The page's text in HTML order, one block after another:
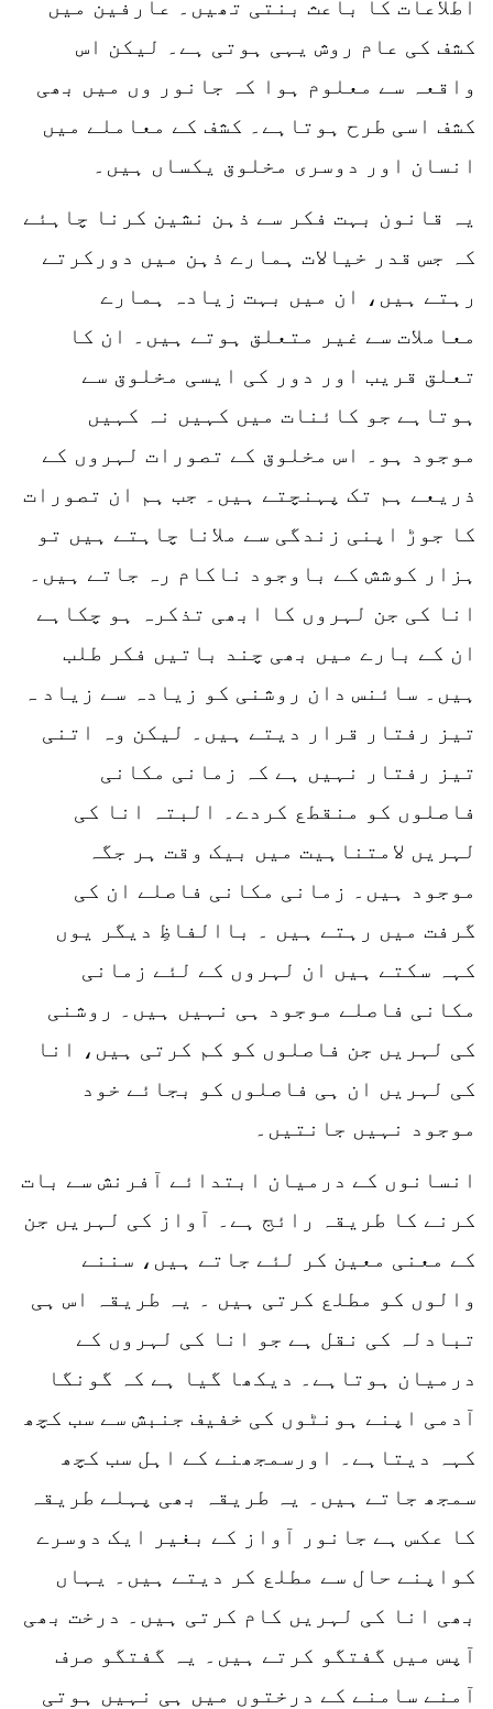
اطلاعات کا باعث بنتی تھیں۔ عارفین میں
کشف کی عام روش یہی ہوتی ہے۔ لیکن اس
واقعہ سے معلوم ہوا کہ جانور وں میں بھی
کشف اسی طرح ہوتاہے۔ کشف کے معاملے میں
انسان اور دوسری مخلوق یکساں ہیں۔
یہ قانون بہت فکر سے ذہن نشین کرنا چاہئے
کہ جس قدر خیالات ہمارے ذہن میں دورکرتے
رہتے ہیں، ان میں بہت زیادہ ہمارے
معاملات سے غیر متعلق ہوتے ہیں۔ ان کا
تعلق قریب اور دور کی ایسی مخلوق سے
ہوتاہے جو کائنات میں کہیں نہ کہیں
موجود ہو۔ اس مخلوق کے تصورات لہروں کے
ذریعے ہم تک پہنچتے ہیں۔ جب ہم ان تصورات
کا جوڑ اپنی زندگی سے ملانا چاہتے ہیں تو
ہزار کوشش کے باوجود ناکام رہ جاتے ہیں۔
انا کی جن لہروں کا ابھی تذکرہ ہو چکاہے
ان کے بارے میں بھی چند باتیں فکر طلب
ہیں۔ سائنس دان روشنی کو زیادہ سے زیاد ہ
تیز رفتار قرار دیتے ہیں۔ لیکن وہ اتنی
تیز رفتار نہیں ہے کہ زمانی مکانی
فاصلوں کو منقطع کردے۔ البتہ انا کی
لہریں لامتناہیت میں بیک وقت ہر جگہ
موجود ہیں۔ زمانی مکانی فاصلے ان کی
گرفت میں رہتے ہیں ۔ باالفاظِ دیگر یوں
کہہ سکتے ہیں ان لہروں کے لئے زمانی
مکانی فاصلے موجود ہی نہیں ہیں۔ روشنی
کی لہریں جن فاصلوں کو کم کرتی ہیں، انا
کی لہریں ان ہی فاصلوں کو بجائے خود
موجود نہیں جانتیں۔
انسانوں کے درمیان ابتدائے آفرنش سے بات
کرنے کا طریقہ رائج ہے۔ آواز کی لہریں جن
کے معنی معین کر لئے جاتے ہیں، سننے
والوں کو مطلع کرتی ہیں ۔ یہ طریقہ اس ہی
تبادلہ کی نقل ہے جو انا کی لہروں کے
درمیان ہوتاہے۔ دیکھا گیا ہے کہ گونگا
آدمی اپنے ہونٹوں کی خفیف جنبش سے سب کچھ
کہہ دیتاہے۔ اورسمجھنے کے اہل سب کچھ
سمجھ جاتے ہیں۔ یہ طریقہ بھی پہلے طریقہ
کا عکس ہے جانور آواز کے بغیر ایک دوسرے
کواپنے حال سے مطلع کر دیتے ہیں۔ یہاں
بھی انا کی لہریں کام کرتی ہیں۔ درخت بھی
آپس میں گفتگو کرتے ہیں۔ یہ گفتگو صرف
آمنے سامنے کے درختوں میں ہی نہیں ہوتی